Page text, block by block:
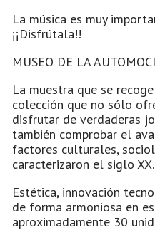
La música es muy
¡¡Disfrútala!!
MUSEO DE LA
La muestra que se
colección que no sólo
disfrutar de verdaderas
también comprobar el
factores culturales,
caracterizaron el siglo XX.
Estética, innovación
de forma armoniosa en
aproximadamente 30